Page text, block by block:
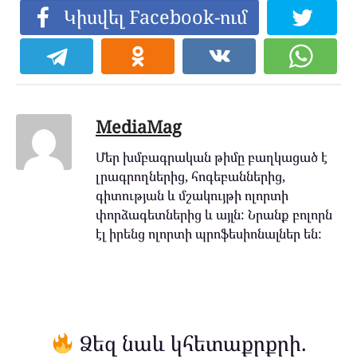
Կիսվել Facebook-ում
MediaMag
Մեր խմբագրական թիմը բաղկացած է
լրագրողներից, հոգեբաններից,
գիտության և մշակույթի ոլորտի
փորձագետներից և այլն: Նրանք բոլորն
էլ իրենց ոլորտի պրոֆեսիոնալներ են:
Ձեզ նաև կհետաքրքրի.